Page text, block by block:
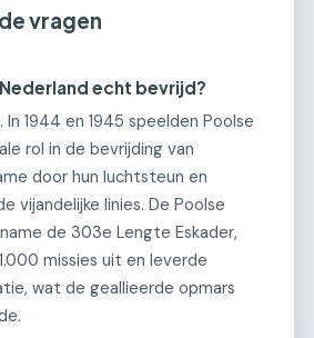
vragen
echt bevrijd?
In 1944 en 1945 speelden Poolse
rol in de bevrijding van
door hun luchtsteun en
vijandelijke linies. De Poolse
de 303e Lengte Eskader,
missies uit en leverde
wat de geallieerde opmars